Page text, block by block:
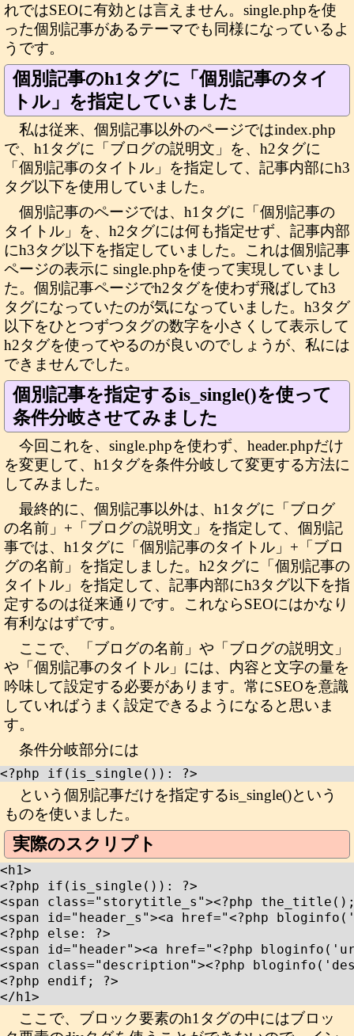
れではSEOに有効とは言えません。single.phpを使
った個別記事があるテーマでも同様になっているよ
うです。
個別記事のh1タグに「個別記事のタイ
トル」を指定していました
私は従来、個別記事以外のページではindex.php
で、h1タグに「ブログの説明文」を、h2タグに
「個別記事のタイトル」を指定して、記事内部にh3
タグ以下を使用していました。
個別記事のページでは、h1タグに「個別記事の
タイトル」を、h2タグには何も指定せず、記事内部
にh3タグ以下を指定していました。これは個別記事
ページの表示に single.phpを使って実現していまし
た。個別記事ページでh2タグを使わず飛ばしてh3
タグになっていたのが気になっていました。h3タグ
以下をひとつずつタグの数字を小さくして表示して
h2タグを使ってやるのが良いのでしょうが、私には
できませんでした。
個別記事を指定するis_single()を使って
条件分岐させてみました
今回これを、single.phpを使わず、header.phpだけ
を変更して、h1タグを条件分岐して変更する方法に
してみました。
最終的に、個別記事以外は、h1タグに「ブログ
の名前」+「ブログの説明文」を指定して、個別記
事では、h1タグに「個別記事のタイトル」+「ブロ
グの名前」を指定しました。h2タグに「個別記事の
タイトル」を指定して、記事内部にh3タグ以下を指
定するのは従来通りです。これならSEOにはかなり
有利なはずです。
ここで、「ブログの名前」や「ブログの説明文」
や「個別記事のタイトル」には、内容と文字の量を
吟味して設定する必要があります。常にSEOを意識
していればうまく設定できるようになると思いま
す。
条件分岐部分には
<?php if(is_single()): ?>
という個別記事だけを指定するis_single()という
ものを使いました。
実際のスクリプト
<h1>
<?php if(is_single()): ?>
<span class="storytitle_s"><?php the_title();
<span id="header_s"><a href="<?php
<?php else: ?>
<span id="header"><a href="<?php
<span class="description"><?php
<?php endif; ?>
</h1>
ここで、ブロック要素のh1タグの中にはブロッ